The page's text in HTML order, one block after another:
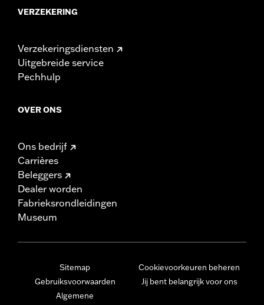
VERZEKERING
Verzekeringsdiensten
Uitgebreide service
Pechhulp
OVER ONS
Ons bedrijf
Carrières
Beleggers
Dealer worden
Fabrieksrondleidingen
Museum
Sitemap
Gebruiksvoorwaarden
Algemene
Cookievoorkeuren beheren
Jij bent belangrijk voor ons